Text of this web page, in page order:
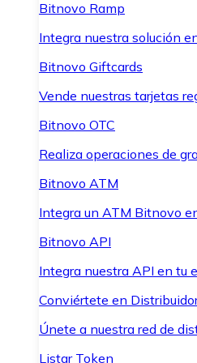
Bitnovo Ramp
Integra nuestra solución
Bitnovo Giftcards
Vende nuestras tarjetas
Bitnovo OTC
Realiza operaciones de
Bitnovo ATM
Integra un ATM Bitnovo
Bitnovo API
Integra nuestra API en tu
Conviértete en
Únete a nuestra red de
Listar Token